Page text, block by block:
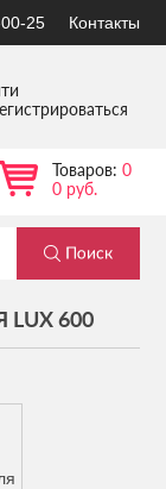
Контакты
25
Товаров: 0
0 руб.
600